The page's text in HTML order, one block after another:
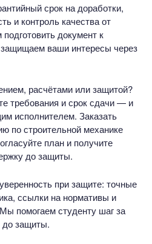
срок на доработки,
и контроль качества от
документ к
защищаем ваши интересы через
расчётами или защитой?
требования и срок сдачи — и
исполнителем. Заказать
по строительной механике
план и получите
до защиты.
при защите: точные
ссылки на нормативы и
помогаем студенту шаг за
защиты.